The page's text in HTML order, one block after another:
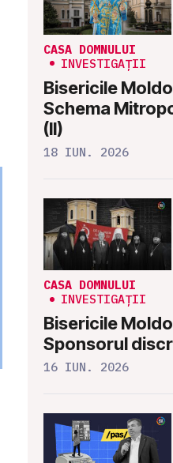
CASA DOMNULUI
INVESTIGAȚII
Bisericile
Schema
(II)
18 IUN. 2026
CASA DOMNULUI
INVESTIGAȚII
Bisericile
Sponsorul
16 IUN. 2026